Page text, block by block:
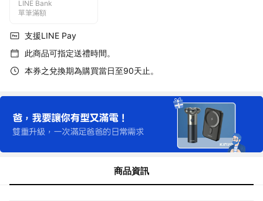
LINE Bank
單筆滿額
支援LINE Pay
此商品可指定送禮時間。
本券之兌換期為購買當日至90天止。
商品資訊